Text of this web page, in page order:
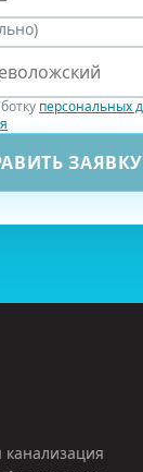
персональных
ЗАЯВКУ